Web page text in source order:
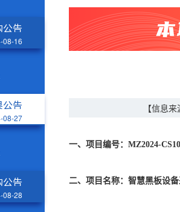
公告
08-16
公告
08-27
公告
08-28
【信息
一、项目编号：MZ2024-
二、项目名称：智慧黑板设备